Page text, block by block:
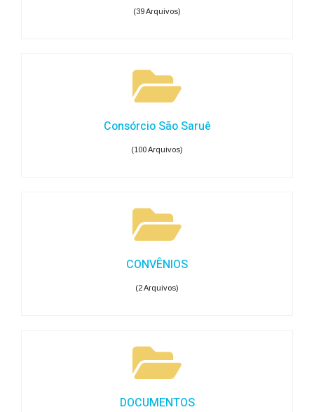
(39 Arquivos)
Consórcio São Saruê
(100 Arquivos)
CONVÊNIOS
(2 Arquivos)
DOCUMENTOS